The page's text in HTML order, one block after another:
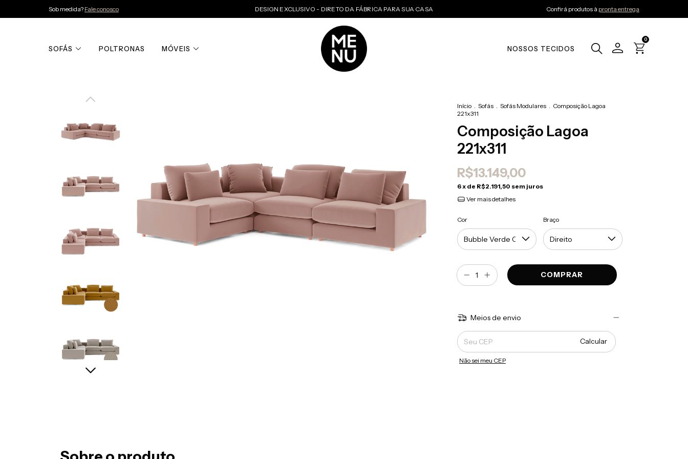
Sob medida? Fale conosco DESIGN EXCLUSIVO - DIRETO DA FÁBRICA PARA SUA CASA Confirá produtos à pronta entrega
SOFÁS POLTRONAS MÓVEIS NOSSOS TECIDOS
0
Início . Sofás . Sofás Modulares . Composição Lagoa
221x311
Composição Lagoa
221x311
R$13.149,00
6x de R$2.191,50 sem juros
Ver mais detalhes
Cor Braço
Meios de envio
Entregas para o CEP:
Calcular
Não sei meu CEP